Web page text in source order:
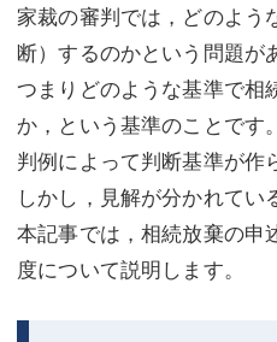
アクセス
東京事務所 (新宿・四谷)
埼玉事務所 (さいたま市)
川口事務所（埼玉県川口市
東京事務所 (新宿・四谷)
埼玉事務所 (さいたま市)
川口事務所（埼玉県川口市）
お問い合せフォーム
家裁の審判では，どのよう
断）するのかという問題が
つまりどのような基準で相
か，という基準のことです。
判例によって判断基準が作
しかし，見解が分かれてい
本記事では，相続放棄の申
度について説明します。